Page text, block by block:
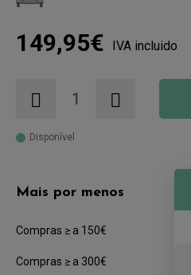
149,95€ IVA incluido
Disponível
Mais por menos
Compras ≥ a 150€
Compras ≥ a 300€